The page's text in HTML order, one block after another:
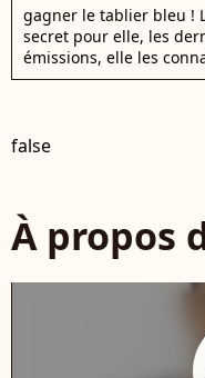
gagner le tablier bleu !
secret pour elle, les
émissions, elle les
false
À propos